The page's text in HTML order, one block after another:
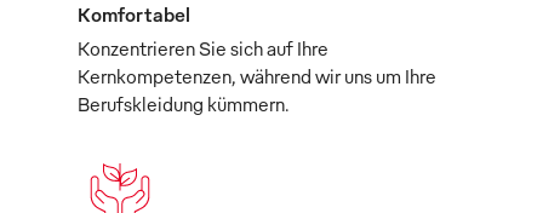
Komfortabel
Konzentrieren Sie sich auf Ihre
Kernkompetenzen, während wir uns um Ihre
Berufskleidung kümmern.